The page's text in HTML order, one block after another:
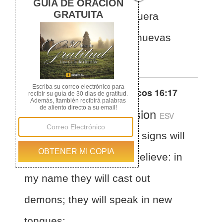
en mi nombre echarán fuera
demonios, hablarán en nuevas
lenguas;
Otras traducciones deMarcos 16:17
English Standard Version ESV
Mark 16:17 And these signs will
accompany those who believe: in
my name they will cast out
demons; they will speak in new